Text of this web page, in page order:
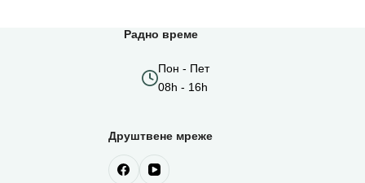
Радно време
Пон - Пет
08h - 16h
Друштвене мреже